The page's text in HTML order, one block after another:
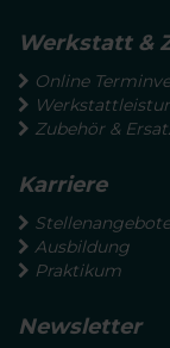
Werkstatt &
Online
Zubehör &
Karriere
Stellenangebote
Ausbildung
Praktikum
Newsletter